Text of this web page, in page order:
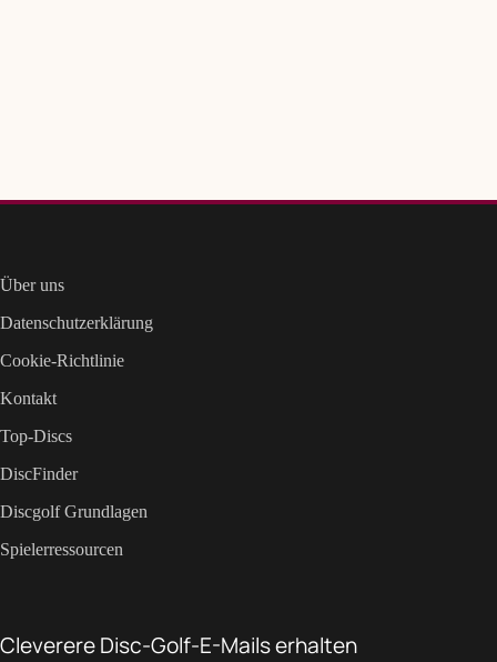
Über uns
Datenschutzerklärung
Cookie-Richtlinie
Kontakt
Top-Discs
DiscFinder
Discgolf Grundlagen
Spielerressourcen
Cleverere Disc-Golf-E-Mails erhalten